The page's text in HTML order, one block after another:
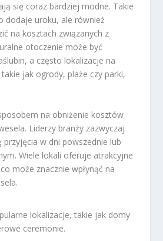
się coraz bardziej modne. Takie
dodaje uroku, ale również
na kosztach związanych z
otoczenie może być
a często lokalizacje na
jak ogrody, plaże czy parki,
na obniżenie kosztów
Liderzy branży zazwyczaj
przyjęcia w dni powszednie lub
Wiele lokali oferuje atrakcyjne
może znacznie wpłynąć na
lokalizacje, takie jak domy
ceremonie.